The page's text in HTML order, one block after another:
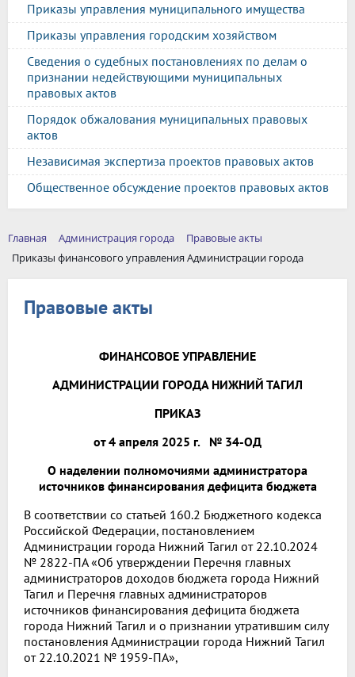
Приказы управления муниципального имущества
Приказы управления городским хозяйством
Сведения о судебных постановлениях по делам о
признании недействующими муниципальных
правовых актов
Порядок обжалования муниципальных правовых
актов
Независимая экспертиза проектов правовых актов
Общественное обсуждение проектов правовых актов
Главная Администрация города
Правовые акты
Приказы финансового управления Администрации города
Правовые акты
ФИНАНСОВОЕ УПРАВЛЕНИЕ
АДМИНИСТРАЦИИ ГОРОДА НИЖНИЙ ТАГИЛ
ПРИКАЗ
от 4 апреля 2025 г. № 34-ОД
О наделении полномочиями администратора
источников финансирования дефицита бюджета
В соответствии со статьей 160.2 Бюджетного кодекса
Российской Федерации, постановлением
Администрации города Нижний Тагил от 22.10.2024
№ 2822-ПА «Об утверждении Перечня главных
администраторов доходов бюджета города Нижний
Тагил и Перечня главных администраторов
источников финансирования дефицита бюджета
города Нижний Тагил и о признании утратившим силу
постановления Администрации города Нижний Тагил
от 22.10.2021 № 1959-ПА»,